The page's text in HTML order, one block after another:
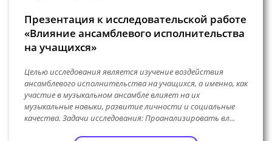
Презентация к исследовательской работе
«Влияние ансамблевого исполнительства
на учащихся»
Целью исследования является изучение воздействия
ансамблевого исполнительства на учащихся, а именно, как
участие в музыкальном ансамбле влияет на их
музыкальные навыки, развитие личности и социальные
качества. Задачи исследования: Проанализировать вл...